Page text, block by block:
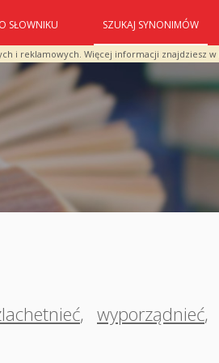
i reklamowych. Więcej informacji znajdziesz w
O SŁOWNIKU SZUKAJ SYNONIMÓW
, wyporządnieć,